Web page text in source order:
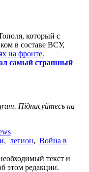
который с
в составе ВСУ,
на фронте.
самый страшный
Підписуйтесь на
, легион, Война в
текст и
этом редакции.